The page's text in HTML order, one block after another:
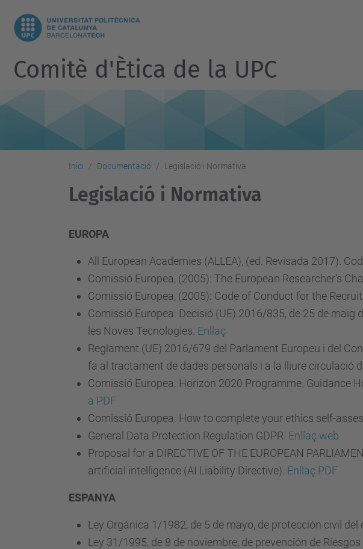
Comitè d'Ètica de la UPC
Inici Documentació Legislació i Normativa
Legislació i Normativa
EUROPA
All European Academies (ALLEA), (ed. Revisada 2017).
Comissió Europea, (2005): The European Researcher’s
Comissió Europea, (2005): Code of Conduct for the
Comissió Europea: Decisió (UE) 2016/835, de 25 de maig
les Noves Tecnologies. Enllaç
Reglament (UE) 2016/679 del Parlament Europeu i del
fa al tractament de dades personals i a la lliure circulació
Comissió Europea. Horizon 2020 Programme. Guidance
a PDF
Comissió Europea. How to complete your ethics self-
General Data Protection Regulation GDPR. Enllaç web
Proposal for a DIRECTIVE OF THE EUROPEAN
artificial intelligence (AI Liability Directive). Enllaç PDF
ESPANYA
Ley Orgánica 1/1982, de 5 de mayo, de protección civil
Ley 31/1995, de 8 de noviembre, de prevención de Riesgos